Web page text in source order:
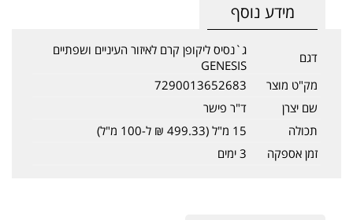
מידע נוסף
דגם
ג`נסיס ליקופן קרם לאיזור העיניים ושפתיים
GENESIS
מק"ט מוצר
7290013652683
שם יצרן
ד"ר פישר
תכולה
15 מ"ל (499.33 ₪ ל-100 מ"ל)
זמן אספקה
3 ימים